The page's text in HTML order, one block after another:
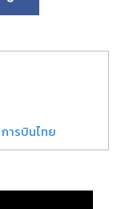
การบินไทย